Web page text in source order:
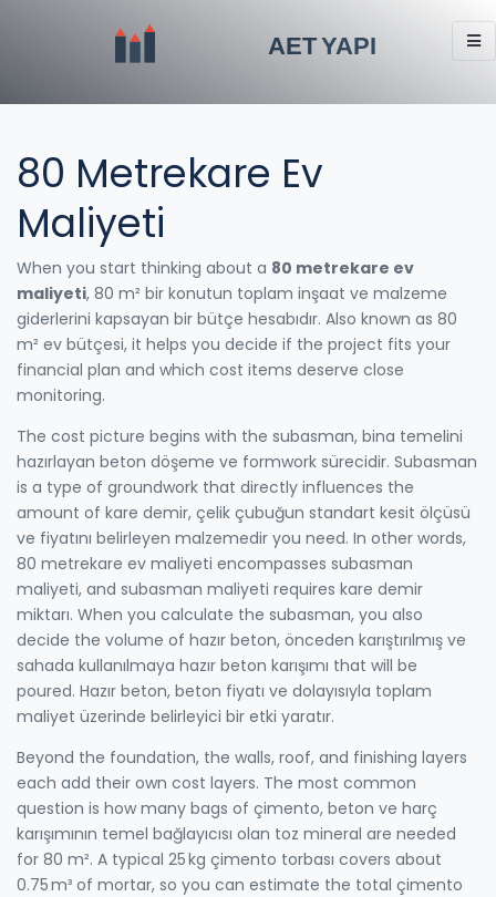
80 Metrekare Ev
Maliyeti
When you start thinking about a 80 metrekare ev
maliyeti, 80 m² bir konutun toplam inşaat ve malzeme
giderlerini kapsayan bir bütçe hesabıdır. Also known as 80
m² ev bütçesi, it helps you decide if the project fits your
financial plan and which cost items deserve close
monitoring.
The cost picture begins with the subasman, bina temelini
hazırlayan beton döşeme ve formwork sürecidir. Subasman
is a type of groundwork that directly influences the
amount of kare demir, çelik çubuğun standart kesit ölçüsü
ve fiyatını belirleyen malzemedir you need. In other words,
80 metrekare ev maliyeti encompasses subasman
maliyeti, and subasman maliyeti requires kare demir
miktarı. When you calculate the subasman, you also
decide the volume of hazır beton, önceden karıştırılmış ve
sahada kullanılmaya hazır beton karışımı that will be
poured. Hazır beton, beton fiyatı ve dolayısıyla toplam
maliyet üzerinde belirleyici bir etki yaratır.
Beyond the foundation, the walls, roof, and finishing layers
each add their own cost layers. The most common
question is how many bags of çimento, beton ve harç
karışımının temel bağlayıcısı olan toz mineral are needed
for 80 m². A typical 25 kg çimento torbası covers about
0.75 m³ of mortar, so you can estimate the total çimento